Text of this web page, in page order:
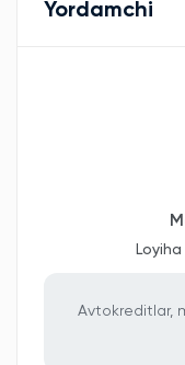
Yordamchi
Avtokreditlar,